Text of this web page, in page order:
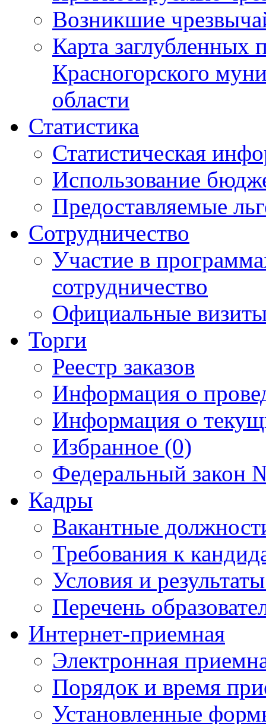
Возникшие
Карта
Красногорского
области
Статистика
Статистическая
Использование
Предоставляемые
Сотрудничество
Участие в
сотрудничество
Официальные
Торги
Реестр заказов
Информация о
Информация о
Избранное (0)
Федеральный закон
Кадры
Вакантные
Требования к
Условия и
Перечень
Интернет-приемная
Электронная
Порядок и время
Установленные